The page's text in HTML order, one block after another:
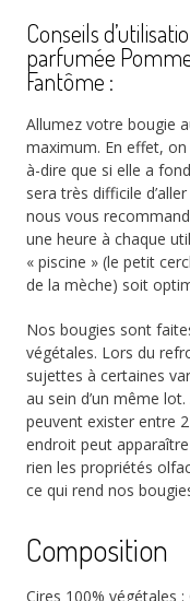
Conseils
parfumée
Fantôme :
Allumez votre bougie
maximum. En effet, on
à-dire que si elle a
sera très difficile
nous vous
une heure à chaque
« piscine » (le petit
de la mèche) soit
Nos bougies sont
végétales. Lors du
sujettes à certaines
au sein d’un même
peuvent exister entre
endroit peut
rien les propriétés
ce qui rend nos
Composition
Cires 100% végétales